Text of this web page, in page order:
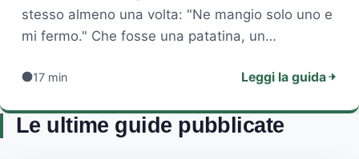
stesso almeno una volta: "Ne mangio solo uno e
mi fermo." Che fosse una patatina, un…
17 min Leggi la guida
Le ultime guide pubblicate